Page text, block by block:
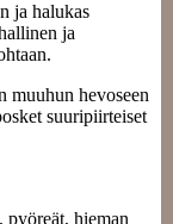
ja halukas
ja
muuhun hevoseen
suuripiirteiset
pyöreät, hieman